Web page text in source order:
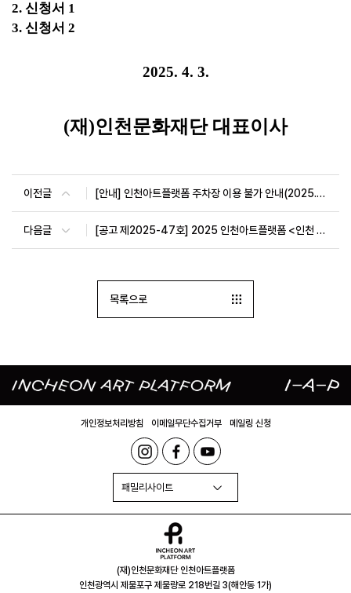
2. 신청서 1
3. 신청서 2
2025. 4. 3.
(재)인천문화재단 대표이사
이전글 [안내] 인천아트플랫폼 주차장 이용 불가 안내(2025.5.1.~2025.5.5.)
다음글 [공고 제2025-47호] 2025 인천아트플랫폼 <인천 청년예술가 스튜디오 지원사업> 입주 예술가 모집 공고(2025. 4. 7. ~ 4. 21.)
목록으로
개인정보처리방침 이메일무단수집거부 메일링 신청
패밀리사이트
(재)인천문화재단 인천아트플랫폼
인천광역시 제물포구 제물량로 218번길 3(해안동 1가)